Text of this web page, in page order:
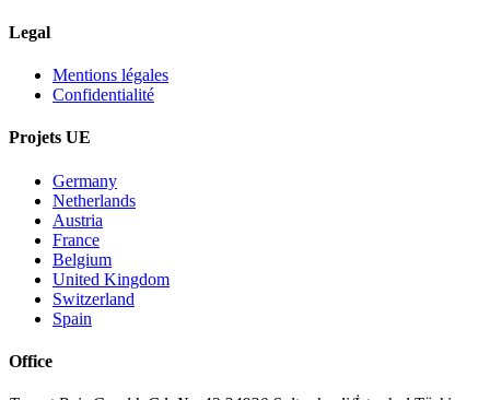
Legal
Mentions légales
Confidentialité
Projets UE
Germany
Netherlands
Austria
France
Belgium
United Kingdom
Switzerland
Spain
Office